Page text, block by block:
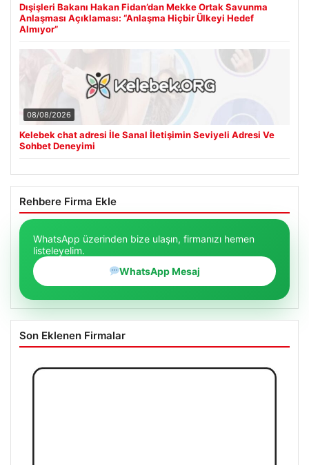
Dışişleri Bakanı Hakan Fidan’dan Mekke Ortak Savunma
Anlaşması Açıklaması: “Anlaşma Hiçbir Ülkeyi Hedef
Almıyor”
08/08/2026
Kelebek chat adresi İle Sanal İletişimin Seviyeli Adresi Ve
Sohbet Deneyimi
Rehbere Firma Ekle
WhatsApp üzerinden bize ulaşın, firmanızı hemen
listeleyelim.
WhatsApp Mesaj
Son Eklenen Firmalar